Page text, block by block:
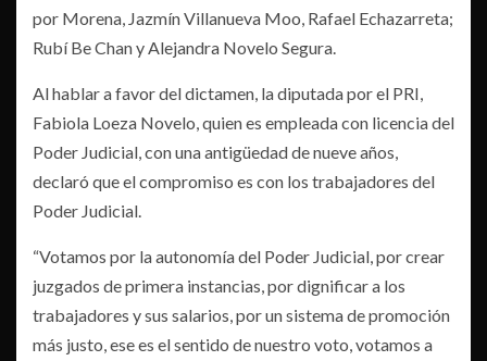
por Morena, Jazmín Villanueva Moo, Rafael Echazarreta;
Rubí Be Chan y Alejandra Novelo Segura.
Al hablar a favor del dictamen, la diputada por el PRI,
Fabiola Loeza Novelo, quien es empleada con licencia del
Poder Judicial, con una antigüedad de nueve años,
declaró que el compromiso es con los trabajadores del
Poder Judicial.
“Votamos por la autonomía del Poder Judicial, por crear
juzgados de primera instancias, por dignificar a los
trabajadores y sus salarios, por un sistema de promoción
más justo, ese es el sentido de nuestro voto, votamos a